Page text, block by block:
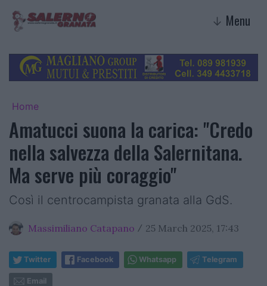
↓ Menu
Home
Amatucci suona la carica: "Credo
nella salvezza della Salernitana.
Ma serve più coraggio"
Così il centrocampista granata alla GdS.
Massimiliano Catapano / 25 March 2025, 17:43
Twitter Facebook Whatsapp Telegram
Email